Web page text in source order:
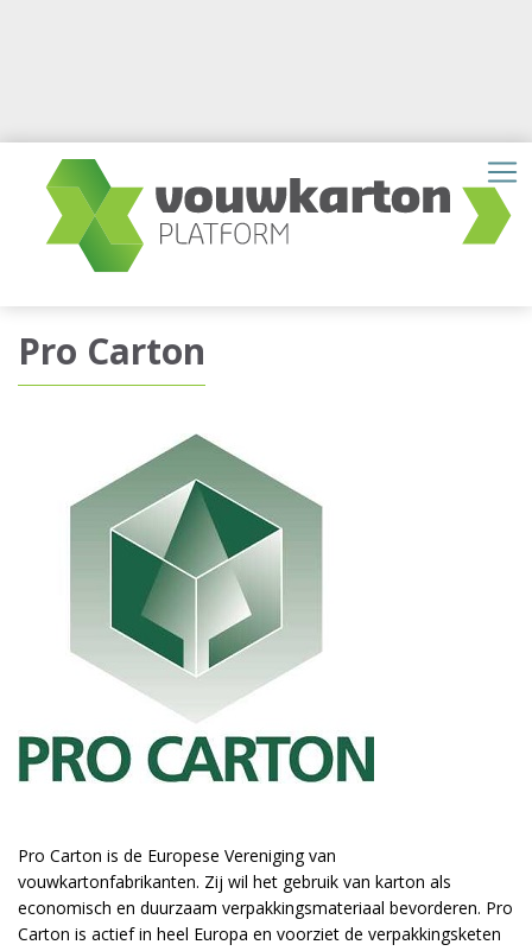
Pro Carton
Pro Carton is de Europese Vereniging van
vouwkartonfabrikanten. Zij wil het gebruik van karton als
economisch en duurzaam verpakkingsmateriaal bevorderen. Pro
Carton is actief in heel Europa en voorziet de verpakkingsketen